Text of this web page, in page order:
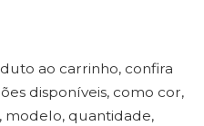
ao carrinho, confira
disponíveis, como cor,
modelo, quantidade,